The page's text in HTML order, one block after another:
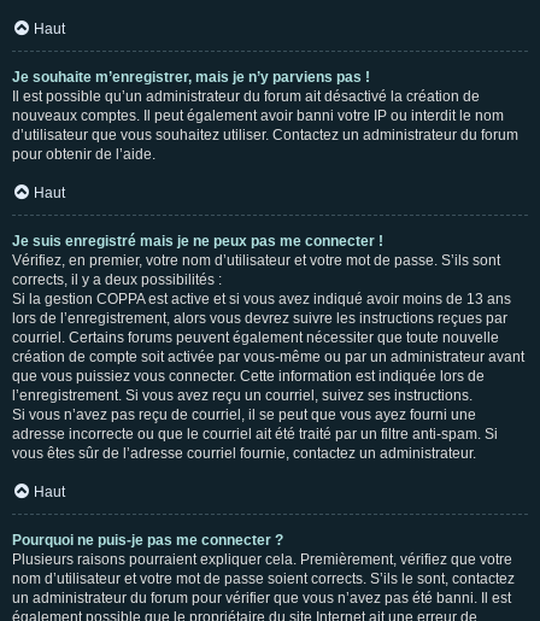
Haut
Je souhaite m’enregistrer, mais je n’y parviens pas !
Il est possible qu’un administrateur du forum ait désactivé la création de
nouveaux comptes. Il peut également avoir banni votre IP ou interdit le nom
d’utilisateur que vous souhaitez utiliser. Contactez un administrateur du forum
pour obtenir de l’aide.
Haut
Je suis enregistré mais je ne peux pas me connecter !
Vérifiez, en premier, votre nom d’utilisateur et votre mot de passe. S’ils sont
corrects, il y a deux possibilités :
Si la gestion COPPA est active et si vous avez indiqué avoir moins de 13 ans
lors de l’enregistrement, alors vous devrez suivre les instructions reçues par
courriel. Certains forums peuvent également nécessiter que toute nouvelle
création de compte soit activée par vous-même ou par un administrateur avant
que vous puissiez vous connecter. Cette information est indiquée lors de
l’enregistrement. Si vous avez reçu un courriel, suivez ses instructions.
Si vous n’avez pas reçu de courriel, il se peut que vous ayez fourni une
adresse incorrecte ou que le courriel ait été traité par un filtre anti-spam. Si
vous êtes sûr de l’adresse courriel fournie, contactez un administrateur.
Haut
Pourquoi ne puis-je pas me connecter ?
Plusieurs raisons pourraient expliquer cela. Premièrement, vérifiez que votre
nom d’utilisateur et votre mot de passe soient corrects. S’ils le sont, contactez
un administrateur du forum pour vérifier que vous n’avez pas été banni. Il est
également possible que le propriétaire du site Internet ait une erreur de